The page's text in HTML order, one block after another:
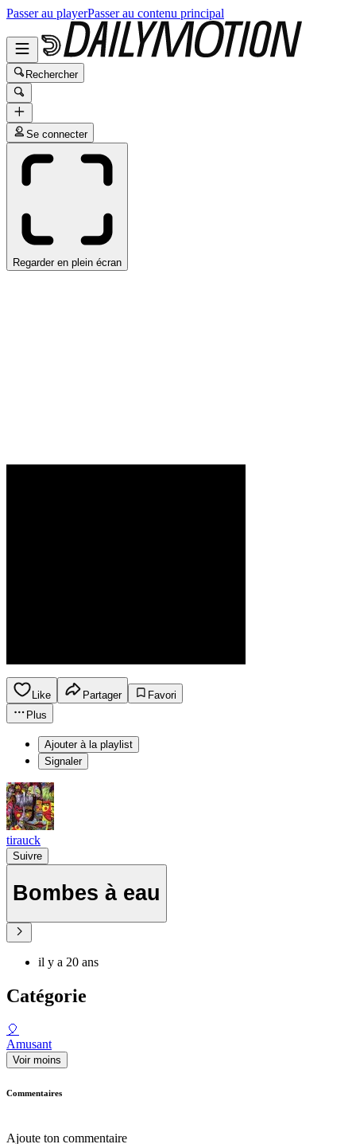
Passer au playerPasser au contenu principal
Rechercher
Se connecter
Regarder en plein écran
Like Partager
Favori
Plus
Ajouter à la playlist
Signaler
tirauck
Suivre
Bombes à eau
il y a 20 ans
Catégorie
🎈
Amusant
Voir moins
Commentaires
Ajoute ton commentaire